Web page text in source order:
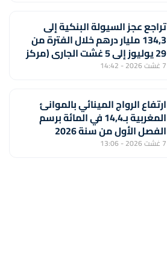
تراجع عجز السيولة البنكية إلى
134,3 مليار درهم خلال الفترة من
29 يوليوز إلى 5 غشت الجاري (مركز
أبحاث)
7 غشت 2026 - 14:42
ارتفاع الرواج المينائي بالموانئ
المغربية بـ14,4 في المائة برسم
الفصل الأول من سنة 2026
7 غشت 2026 - 13:06